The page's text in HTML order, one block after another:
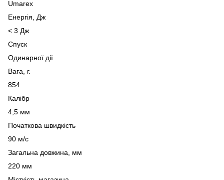
Umarex
Енергія, Дж
< 3 Дж
Спуск
Одинарної дії
Вага, г.
854
Калібр
4,5 мм
Початкова швидкість
90 м/с
Загальна довжина, мм
220 мм